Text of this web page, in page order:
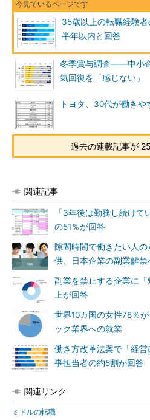
35歳以上の転職経験
半年以内と回答
冬季賞与調査――中小
気回復を「感じない」
トヨタ、30代が働きや
過去の連載記事が
関連記事
「3年後は勤務し続け
の51％が回答
隙間時間で働きたい人
供、日本企業の副業解禁
副業を禁止する企業に
上が回答
世界10カ国の女性78％
ック業界への就業
働き方改革法案で「経
事担当者の約5割が回答
関連リンク
ミドルの転職